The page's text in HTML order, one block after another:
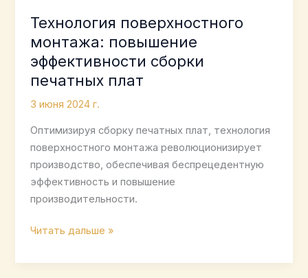
Технология поверхностного
монтажа: повышение
эффективности сборки
печатных плат
3 июня 2024 г.
Оптимизируя сборку печатных плат, технология
поверхностного монтажа революционизирует
производство, обеспечивая беспрецедентную
эффективность и повышение
производительности.
Технология
монтажа:
Читать дальше »